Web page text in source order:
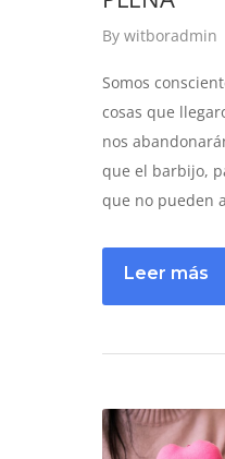
By witboradmin
Somos
cosas que
nos
que el barbijo,
que no pueden